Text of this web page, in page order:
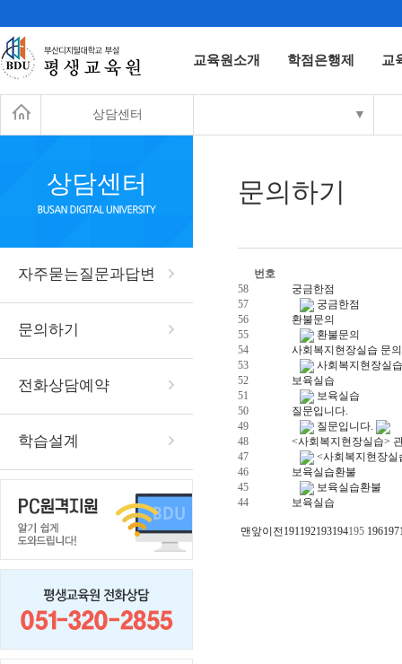
교육원소개 학점은행제 교
상담센터 ▼
상담센터
자주묻는질문과답변
문의하기
전화상담예약
학습설계
문의하기
번호
58
궁금한점
57
궁금한점
56
환불문의
55
환불문의
54
사회복지현장실습 문
53
사회복지현장실
52
보육실습
51
보육실습
50
질문입니다.
49
질문입니다.
48
<사회복지현장실습>
47
<사회복지현장실
46
보육실습환불
45
보육실습환불
44
보육실습
맨앞이전 191192193194195 196197